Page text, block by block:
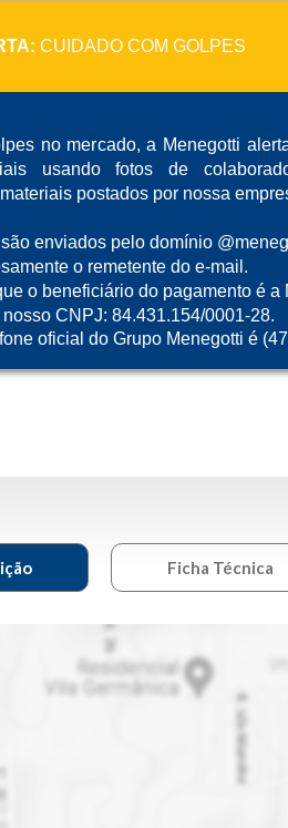
CUIDADO COM GOLPES
no mercado, a Menegotti
usando fotos de
postados por nossa
enviados pelo domínio
o remetente do e-mail.
o beneficiário do pagamento é a
CNPJ: 84.431.154/0001-28.
oficial do Grupo Menegotti é
Ficha Técnica